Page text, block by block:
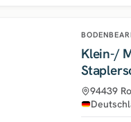
Klein-/
94439